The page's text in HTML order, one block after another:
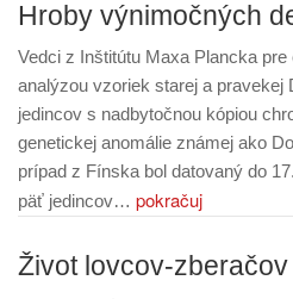
Hroby výnimočných
Vedci z Inštitútu Maxa Plancka pre
analýzou vzoriek starej a pravekej
jedincov s nadbytočnou kópiou
genetickej anomálie známej ako
prípad z Fínska bol datovaný do
päť jedincov… pokračuj
Život lovcov-zberačov